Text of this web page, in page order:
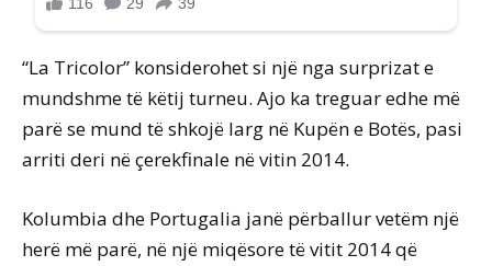
“La Tricolor” konsiderohet si një nga surprizat e
mundshme të këtij turneu. Ajo ka treguar edhe më
parë se mund të shkojë larg në Kupën e Botës, pasi
arriti deri në çerekfinale në vitin 2014.
Kolumbia dhe Portugalia janë përballur vetëm një
herë më parë, në një miqësore të vitit 2014 që